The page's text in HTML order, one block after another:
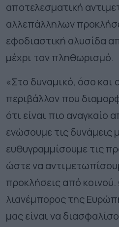
αποτελεσματική
αλλεπάλληλων
εφοδιαστική αλυσίδα
μέχρι τον πληθωρισμό.
«Στο δυναμικό, όσο και
περιβάλλον που
ότι είναι πιο αναγκαίο
ενώσουμε τις δυνάμεις
ευθυγραμμίσουμε τις
ώστε να
προκλήσεις από
λιανέμπορος της
μας είναι να